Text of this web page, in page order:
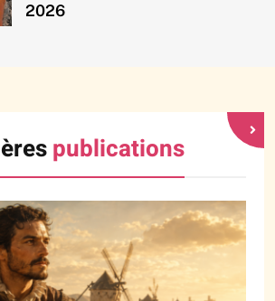
2026
publications